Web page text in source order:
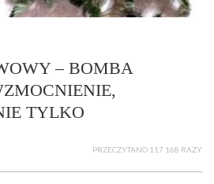
– BOMBA
TYLKO
PRZECZYTANO 117 168 RAZY